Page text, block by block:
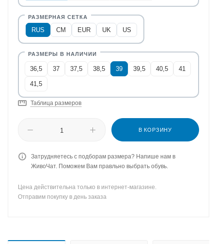
RUS CM EUR UK US
36,5 37 37,5 38,5 39 39,5 40,5 41
41,5
Таблица размеров
В КОРЗИНУ
Затрудняетесь с подборам размера? Напише нам в
ЖивоЧат. Поможем Вам правльно выбрать обувь.
Цена действительна только в интернет-магазине.
Отправим покупку в день заказа